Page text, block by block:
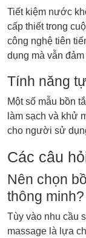
Tiết kiệm nước
cấp thiết trong
công nghệ tiên
dụng mà vẫn
Tính năng
Một số mẫu bồn
làm sạch và khử
cho người sử
Các câu
Nên chọn
thông minh?
Tùy vào nhu cầu
massage là lựa